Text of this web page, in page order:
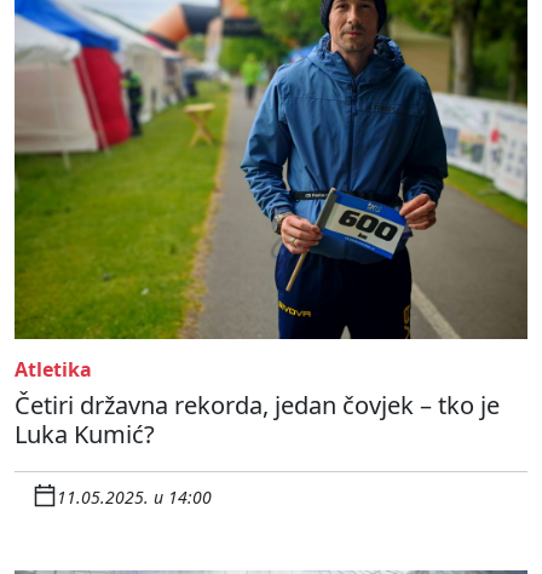
Atletika
Četiri državna rekorda, jedan čovjek – tko je
Luka Kumić?
11.05.2025. u 14:00